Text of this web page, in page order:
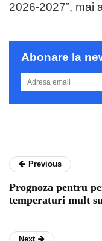
2026-2027”, mai
Abonare la
Previous
Prognoza pentru
temperaturi mult
Next